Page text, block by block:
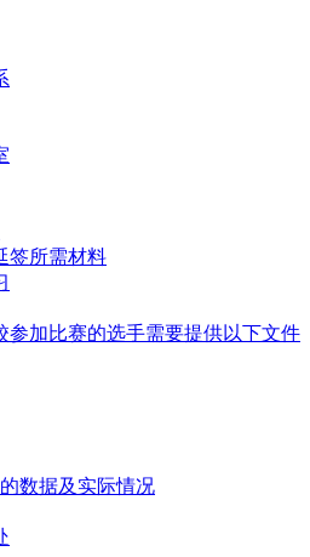
签所需材料
参加比赛的选手需要提供以下文件
数据及实际情况